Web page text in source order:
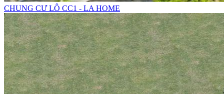
CHUNG CƯ LÔ CC1 - LA HOME